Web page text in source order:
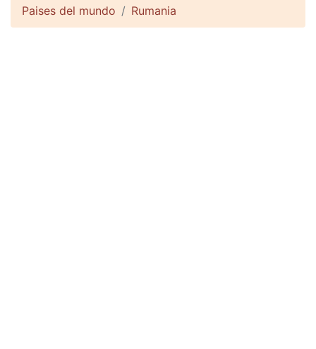
Paises del mundo Rumania